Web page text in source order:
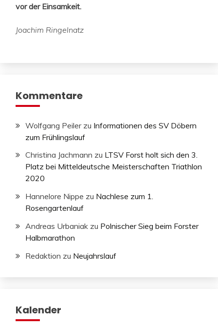
vor der Einsamkeit.
Joachim Ringelnatz
Kommentare
Wolfgang Peilerzu Informationen des SV Döbern
zum Frühlingslauf
Christina Jachmann zu LTSV Forst holt sich den 3.
Platz bei Mitteldeutsche Meisterschaften Triathlon
2020
Hannelore Nippe zu Nachlese zum 1.
Rosengartenlauf
Andreas Urbaniak zu Polnischer Sieg beim Forster
Halbmarathon
Redaktion zu Neujahrslauf
Kalender